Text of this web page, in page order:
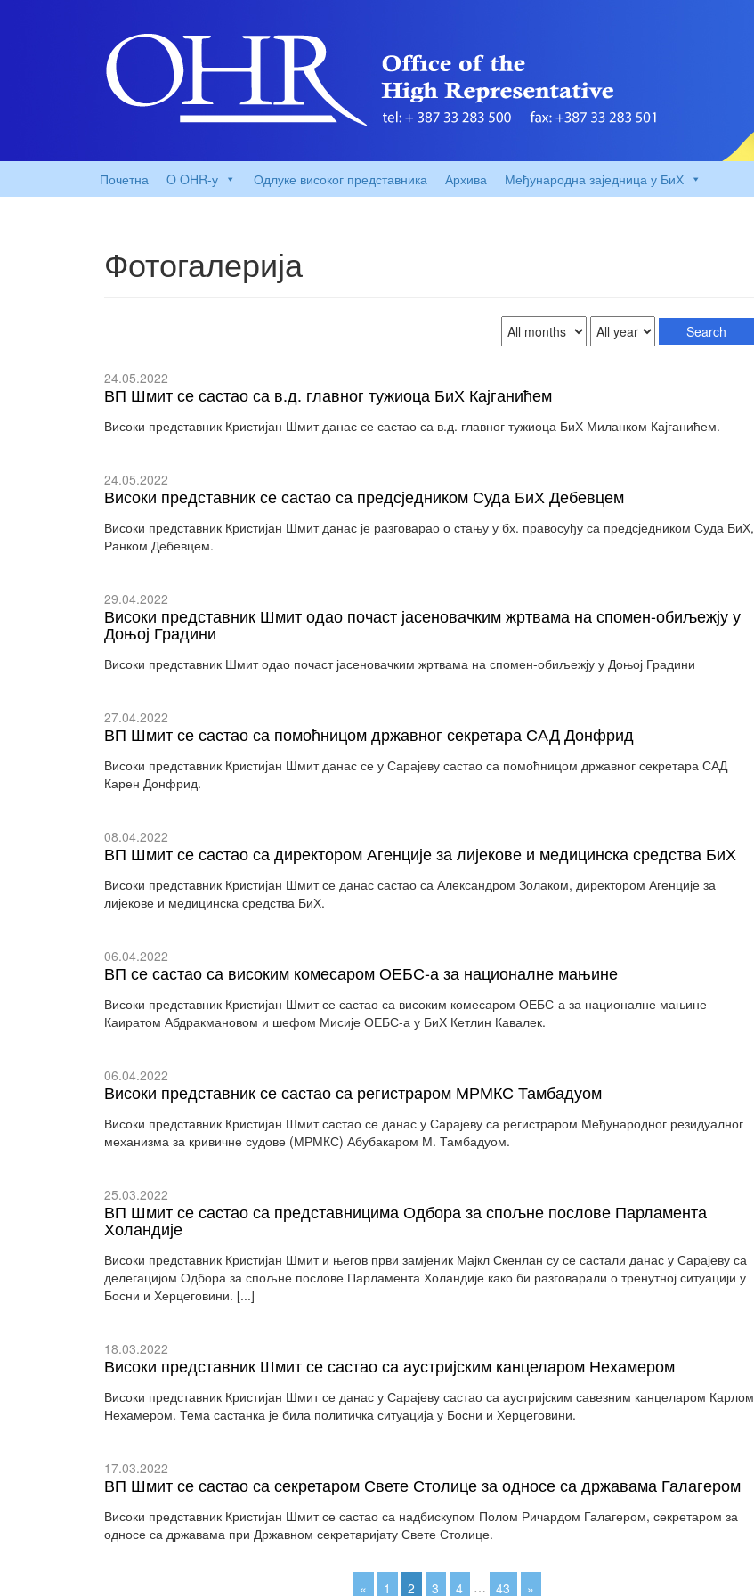
Почетна O OHR-у Одлуке високог представника Архива Међународна заједница у БиХ
Фотогалерија
24.05.2022
ВП Шмит се састао са в.д. главног тужиоца БиХ Кајганићем
Високи представник Кристијан Шмит данас се састао са в.д. главног тужиоца БиХ Миланком Кајганићем.
24.05.2022
Високи представник се састао са предсједником Суда БиХ Дебевцем
Високи представник Кристијан Шмит данас је разговарао о стању у бх. правосуђу са предсједником Суда БиХ,
Ранком Дебевцем.
29.04.2022
Високи представник Шмит одао почаст јасеновачким жртвама на спомен-обиљежју у
Доњој Градини
Високи представник Шмит одао почаст јасеновачким жртвама на спомен-обиљежју у Доњој Градини
27.04.2022
ВП Шмит се састао са помоћницом државног секретара САД Донфрид
Високи представник Кристијан Шмит данас се у Сарајеву састао са помоћницом државног секретара САД
Карен Донфрид.
08.04.2022
ВП Шмит се састао са директором Агенције за лијекове и медицинска средства БиХ
Високи представник Кристијан Шмит се данас састао са Александром Золаком, директором Агенције за
лијекове и медицинска средства БиХ.
06.04.2022
ВП се састао са високим комесаром ОЕБС-а за националне мањине
Високи представник Кристијан Шмит се састао са високим комесаром ОЕБС-а за националне мањине
Каиратом Абдракмановом и шефом Мисије ОЕБС-а у БиХ Кетлин Кавалек.
06.04.2022
Високи представник се састао са регистраром МРМКС Тамбадуом
Високи представник Кристијан Шмит састао се данас у Сарајеву са регистраром Међународног резидуалног
механизма за кривичне судове (МРМКС) Абубакаром М. Тамбадуом.
25.03.2022
ВП Шмит се састао са представницима Одбора за спољне послове Парламента
Холандије
Високи представник Кристијан Шмит и његов први замјеник Мајкл Скенлан су се састали данас у Сарајеву са
делегацијом Одбора за спољне послове Парламента Холандије како би разговарали о тренутној ситуацији у
Босни и Херцеговини. [...]
18.03.2022
Високи представник Шмит се састао са аустријским канцеларом Нехамером
Високи представник Кристијан Шмит се данас у Сарајеву састао са аустријским савезним канцеларом Карлом
Нехамером. Тема састанка је била политичка ситуација у Босни и Херцеговини.
17.03.2022
ВП Шмит се састао са секретаром Свете Столице за односе са државама Галагером
Високи представник Кристијан Шмит се састао са надбискупом Полом Ричардом Галагером, секретаром за
односе са државама при Државном секретаријату Свете Столице.
« 1 2 3 4 … 43 »